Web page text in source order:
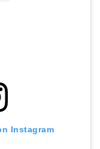
Instagram